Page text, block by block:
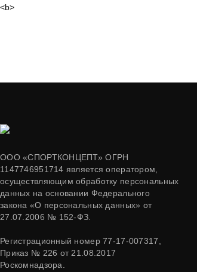
<b>
ООО «СПОРТКОНЦЕПТ» ОГРН
1147746951714 является оператором,
осуществляющим обработку персональных
данных на основании Федерального
закона «О персональных данных» от
27.07.2006 № 152-ФЗ.
Регистрационный номер 77-17-007317,
Приказ № 226 от 21.08.2017
Роскомнадзора.